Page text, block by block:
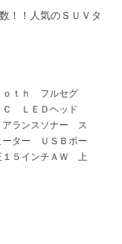
！！人気のＳＵＶタ
ｏｔｈ フルセグ
Ｃ ＬＥＤヘッド
ランスソナー ス
ター ＵＳＢポー
５インチＡＷ 上